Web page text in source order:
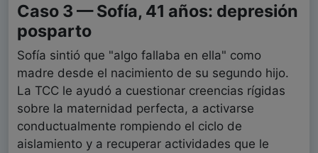
Caso 3 — Sofía, 41 años: depresión
posparto
Sofía sintió que "algo fallaba en ella" como
madre desde el nacimiento de su segundo hijo.
La TCC le ayudó a cuestionar creencias rígidas
sobre la maternidad perfecta, a activarse
conductualmente rompiendo el ciclo de
aislamiento y a recuperar actividades que le